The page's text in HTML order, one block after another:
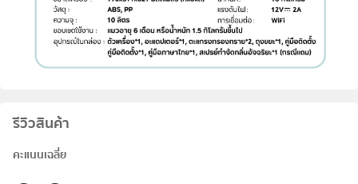
รีวิวสินค้า
คะแนนเฉลี่ย